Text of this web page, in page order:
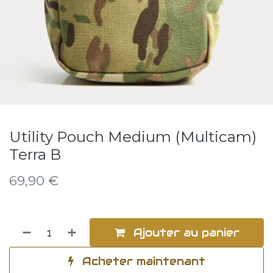
Utility Pouch Medium (Multicam)
Terra B
69,90 €
Ajouter au panier
Acheter maintenant